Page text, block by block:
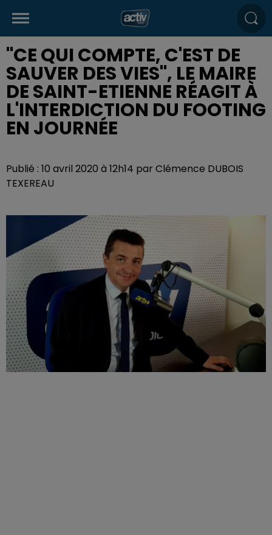
"CE QUI COMPTE, C'EST DE
SAUVER DES VIES", LE MAIRE
DE SAINT-ETIENNE RÉAGIT À
L'INTERDICTION DU FOOTING
EN JOURNÉE
Publié : 10 avril 2020 à 12h14 par Clémence DUBOIS
TEXEREAU